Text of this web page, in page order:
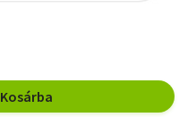
Kosárba